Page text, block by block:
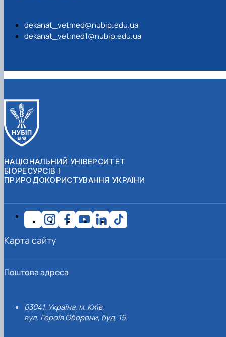
dekanat_vetmed@nubip.edu.ua
dekanat_vetmed1@nubip.edu.ua
НАЦІОНАЛЬНИЙ УНІВЕРСИТЕТ
БІОРЕСУРСІВ І
ПРИРОДОКОРИСТУВАННЯ УКРАЇНИ
Поштова адреса
03041, Україна, м. Київ,
вул. Героїв Оборони, буд. 15.
Карта сайту